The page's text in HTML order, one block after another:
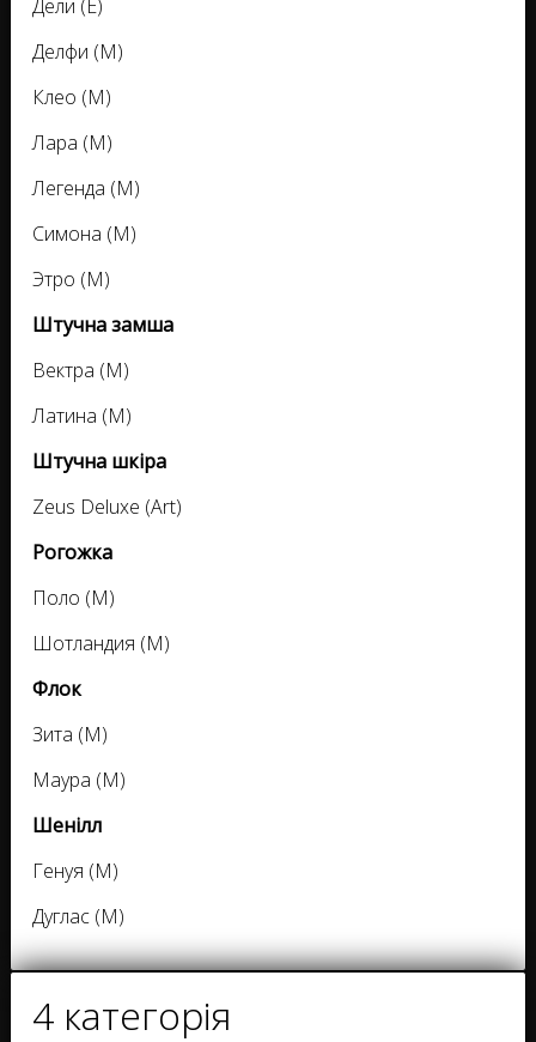
Дели (E)
Делфи (M)
Клео (M)
Лара (M)
Легенда (M)
Симона (M)
Этро (M)
Штучна замша
Вектра (M)
Латина (M)
Штучна шкіра
Zeus Deluxe (Art)
Рогожка
Поло (M)
Шотландия (M)
Флок
Зита (M)
Маура (M)
Шенілл
Генуя (M)
Дуглас (M)
4 категорія